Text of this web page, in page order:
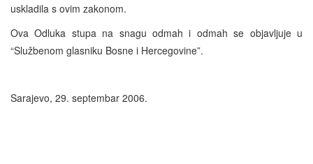
uskladila s ovim zakonom.
Ova Odluka stupa na snagu odmah i odmah se objavljuje u
“Službenom glasniku Bosne i Hercegovine”.
Sarajevo, 29. septembar 2006.